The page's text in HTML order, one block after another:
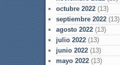
octubre 2022(13)
septiembre 2022(13)
agosto 2022(13)
julio 2022(13)
junio 2022(13)
mayo 2022(13)